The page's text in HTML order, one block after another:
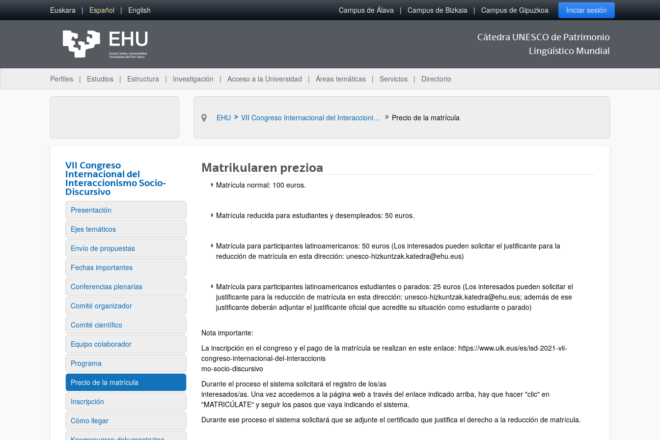
Saltar al contenido principal
Euskara Español English Campus de Álava Campus de Bizkaia Campus de Gipuzkoa Iniciar sesión
Cátedra UNESCO de Patrimonio
Lingüístico Mundial
Perfiles Estudios Estructura Investigación Acceso a la Universidad Áreas temáticas Servicios Directorio
EHU VII Congreso Internacional del Interaccionismo Socio-Discursivo Precio de la matrícula
VII Congreso
Internacional del
Interaccionismo Socio-
Discursivo
Presentación
Ejes temáticos
Envío de propuestas
Fechas importantes
Conferencias plenarias
Comité organizador
Comité científico
Equipo colaborador
Programa
Precio de la matrícula
Inscripción
Cómo llegar
Matrikularen prezioa
Matrícula normal: 100 euros.
Matrícula reducida para estudiantes y desempleados: 50 euros.
Matrícula para participantes latinoamericanos: 50 euros (Los interesados pueden solicitar el justificante para la
reducción de matrícula en esta dirección: unesco-hizkuntzak.katedra@ehu.eus)
Matrícula para participantes latinoamericanos estudiantes o parados: 25 euros (Los interesados pueden solicitar el
justificante para la reducción de matrícula en esta dirección: unesco-hizkuntzak.katedra@ehu.eus; además de ese
justificante deberán adjuntar el justificante oficial que acredite su situación como estudiante o parado)
Nota importante:
La inscripción en el congreso y el pago de la matrícula se realizan en este enlace: https://www.uik.eus/es/isd-2021-vii-
congreso-internacional-del-interaccionis
mo-socio-discursivo
Durante el proceso el sistema solicitará el registro de los/as
interesados/as. Una vez accedemos a la página web a través del enlace indicado arriba, hay que hacer "clic" en
"MATRICÚLATE" y seguir los pasos que vaya indicando el sistema.
Durante ese proceso el sistema solicitará que se adjunte el certificado que justifica el derecho a la reducción de matrícula.